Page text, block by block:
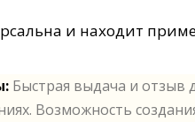
и находит
Быстрая выдача и отзыв
Возможность